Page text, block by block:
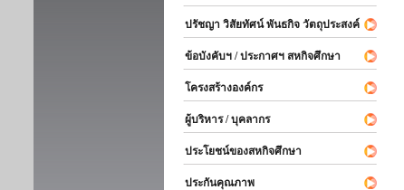
ปรัชญา วิสัยทัศน์ พันธกิจ วัตถุประสงค์
ข้อบังคับฯ / ประกาศฯ สหกิจศึกษา
โครงสร้างองค์กร
ผู้บริหาร / บุคลากร
ประโยชน์ของสหกิจศึกษา
ประกันคุณภาพ